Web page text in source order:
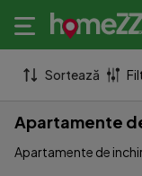
Sortează
Apartamente
Apartamente de